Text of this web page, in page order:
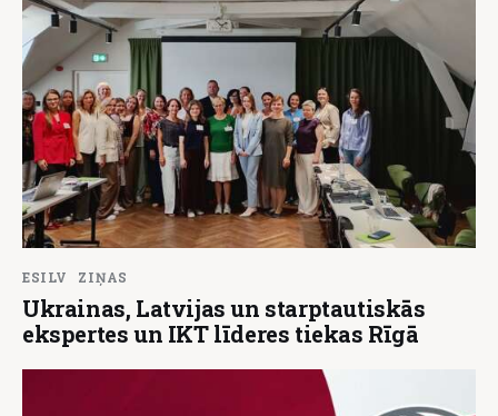
ESILV ZIŅAS
Ukrainas, Latvijas un starptautiskās
ekspertes un IKT līderes tiekas Rīgā